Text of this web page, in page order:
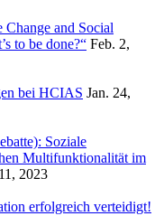
and Social
to be done?“ Feb. 2,
bei HCIAS Jan. 24,
Soziale
Multifunktionalität im
2023
erfolgreich verteidigt!